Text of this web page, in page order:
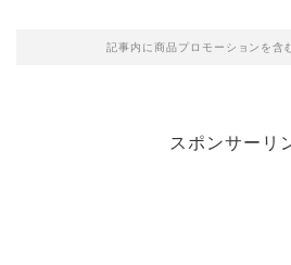
記事内に商品プロモーションを含
スポンサーリ